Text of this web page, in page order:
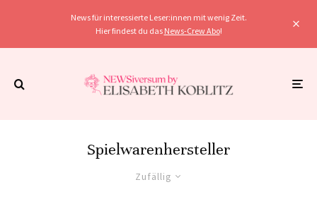
News für interessierte Leser:innen mit wenig Zeit.
Hier findest du das News-Crew Abo!
Spielwarenhersteller
Zufällig